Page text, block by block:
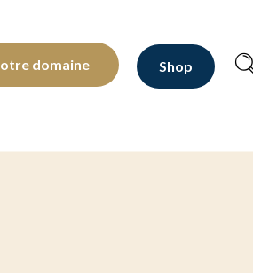
depuis 1810
domaine Shop